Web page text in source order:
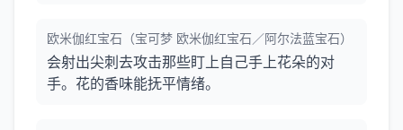
欧米伽红宝石（宝可梦 欧米伽红宝石／阿尔法蓝宝石）
会射出尖刺去攻击那些盯上自己手上花朵的对
手。花的香味能抚平情绪。